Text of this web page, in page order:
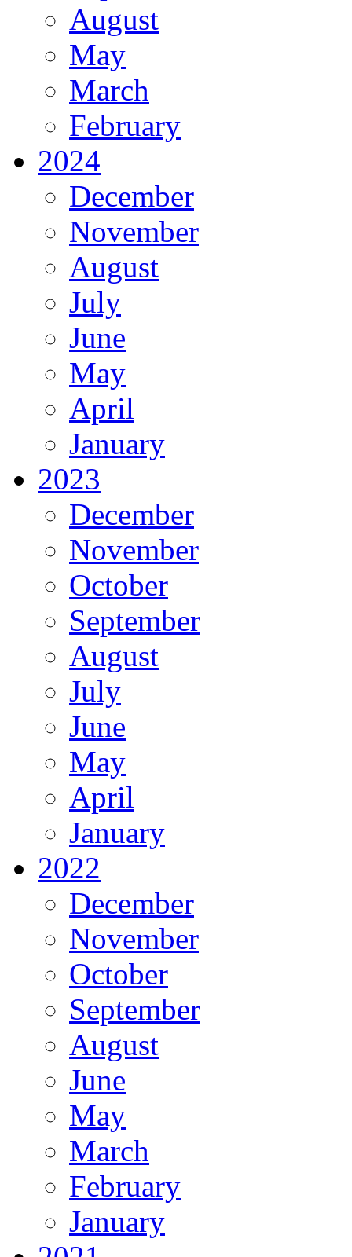
August
May
March
February
2024
December
November
August
July
June
May
April
January
2023
December
November
October
September
August
July
June
May
April
January
2022
December
November
October
September
August
June
May
March
February
January